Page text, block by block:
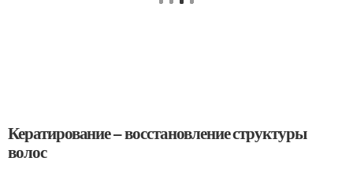
Кератирование – восстановление структуры
волос